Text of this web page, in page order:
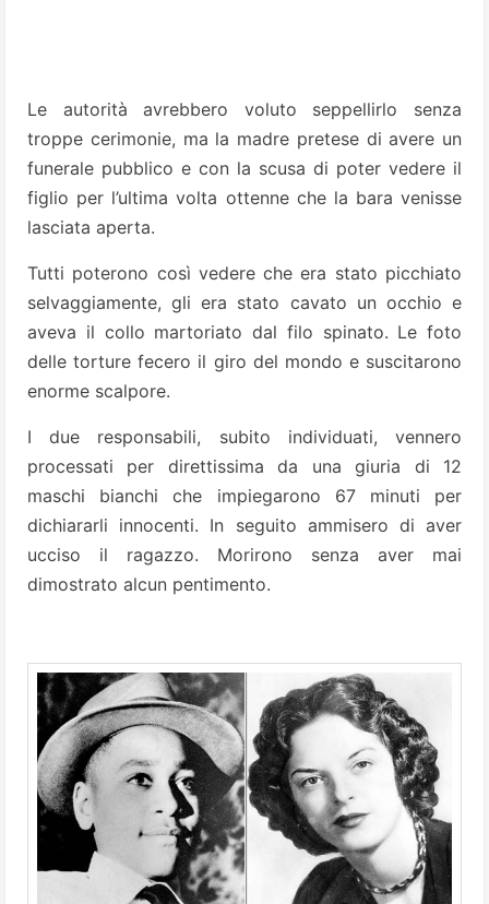
Le autorità avrebbero voluto seppellirlo senza
troppe cerimonie, ma la madre pretese di avere un
funerale pubblico e con la scusa di poter vedere il
figlio per l’ultima volta ottenne che la bara venisse
lasciata aperta.
Tutti poterono così vedere che era stato picchiato
selvaggiamente, gli era stato cavato un occhio e
aveva il collo martoriato dal filo spinato. Le foto
delle torture fecero il giro del mondo e suscitarono
enorme scalpore.
I due responsabili, subito individuati, vennero
processati per direttissima da una giuria di 12
maschi bianchi che impiegarono 67 minuti per
dichiararli innocenti. In seguito ammisero di aver
ucciso il ragazzo. Morirono senza aver mai
dimostrato alcun pentimento.